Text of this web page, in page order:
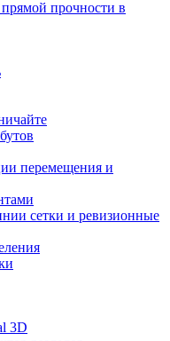
прочности в
перемещения и
сетки и ревизионные
3D